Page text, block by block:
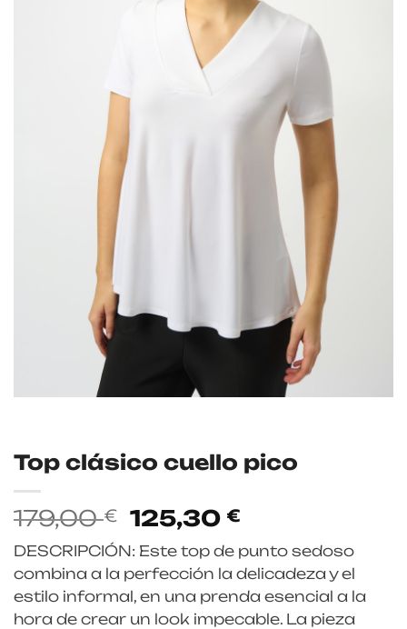
Top clásico cuello pico
179,00€
El
precio
original
era:
179,00 €.
125,30 €
precio
actual
es:
125,30 €.
DESCRIPCIÓN: Este top de punto sedoso
combina a la perfección la delicadeza y el
estilo informal, en una prenda esencial a la
hora de crear un look impecable. La pieza